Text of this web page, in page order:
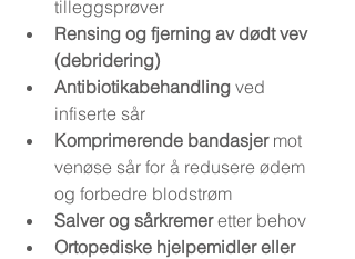
tilleggsprøver
Rensing og fjerning av dødt vev
(debridering)
Antibiotikabehandling ved
infiserte sår
Komprimerende bandasjer mot
venøse sår for å redusere ødem
og forbedre blodstrøm
Salver og sårkremer etter behov
Ortopediske hjelpemidler eller